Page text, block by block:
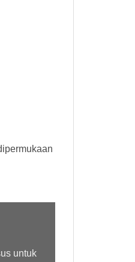
untuk